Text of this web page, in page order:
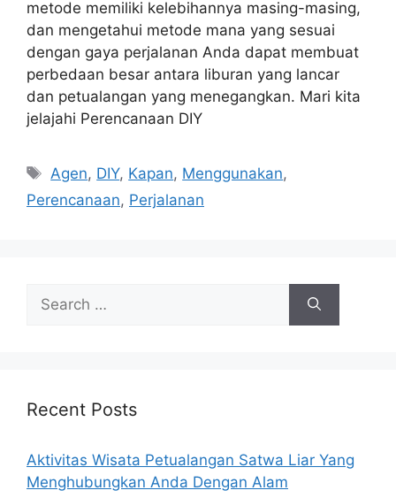
metode memiliki kelebihannya masing-masing,
dan mengetahui metode mana yang sesuai
dengan gaya perjalanan Anda dapat membuat
perbedaan besar antara liburan yang lancar
dan petualangan yang menegangkan. Mari kita
jelajahi Perencanaan DIY
Tags
Agen, DIY, Kapan, Menggunakan,
Perencanaan, Perjalanan
Search
for:
Recent Posts
Aktivitas Wisata Petualangan Satwa Liar Yang
Menghubungkan Anda Dengan Alam